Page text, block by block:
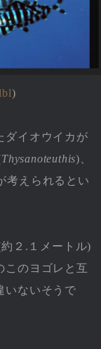
)
ダイオウイカが
Thysanoteuthis)、
考えられるとい
２.１メートル)
このヨゴレと互
いないそうで